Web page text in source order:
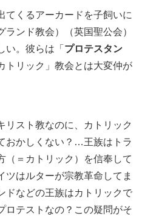
てくるアーカードを子飼いに
ンド教会）（英国聖公会）
い。彼らは「 プロテスタン
トリック」教会とは大変仲が
リスト教なのに、カトリック
おかしくない？…王族はトラ
（＝カトリック）を信奉して
ツはルターが宗教革命してま
ドなどの王族はカトリックで
テストなの？この疑問がそ